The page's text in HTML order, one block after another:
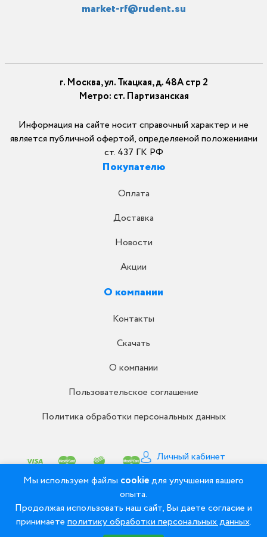
Мы используем файлы cookieдля улучшения вашего
опыта.
Продолжая использовать наш сайт, Вы даете согласие и
принимаетеполитику обработки персональных данных.
market-rf@rudent.su
г. Москва, ул. Ткацкая, д. 48А стр 2
Метро: ст. Партизанская
Информация на сайте носит справочный характер и не
является публичной офертой, определяемой положениями
ст. 437 ГК РФ
Покупателю
Оплата
Доставка
Новости
Акции
О компании
Контакты
Скачать
О компании
Пользовательское соглашение
Политика обработки персональных данных
Личный кабинет
© 2008 - 2026 ООО «Рудент» - Зуботехнические
материалы и оборудование